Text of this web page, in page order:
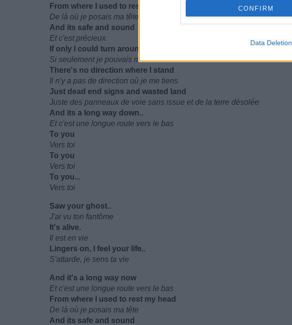
CONFIRM
Data Deletion
From where I used to rest my head
De là où je posais ma tête
And its safe and sound
Et c'est précieux
If only I could turn around
Si seulement je pouvais me retourner
There's no direction where I stand
Il n'y a pas de direction où je me tiens
Just dead end signs and wasted land
Juste des panneaux de voie sans issue et de la terre désolée
And its a long way down..
Et c'est une longue route vers le bas
To you
Vers toi
To you
Vers toi
To you...
Vers toi
Saw your ghost..
J'ai vu ton fantôme
It's alive.
Il est en vie
Lingers on, I feel your life..
S'attarde, je sens ta vie
And it's a long way now
Et c'est une longue route vers le bas
From where I used to rest my head
De là où je posais ma tête
And its safe and sound